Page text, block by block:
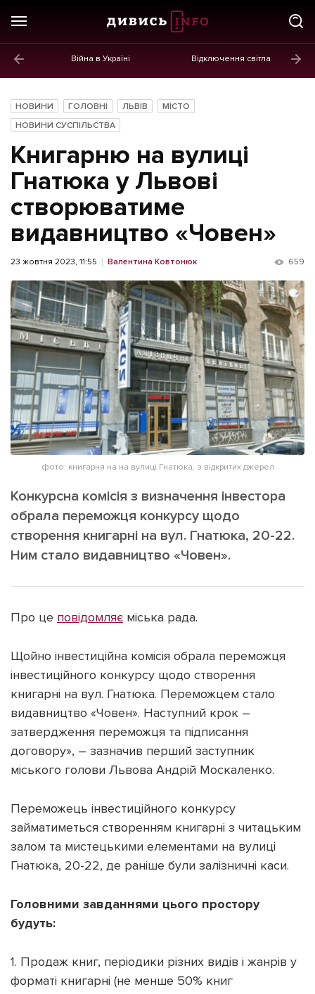
Війна в Україні Відключення світла
Новини
Політика
Економіка
Бізнес
Життя
Культура
Афіша
ІНШЕ
Інтерв'ю
Картки
Репортаж
Розслідування
Погляди
Ініціативи
Прес-релізи
Фото/Відео
Made in Lviv
Зв'язатися з нами
[email protected] Реклама на сайті
Політика конфіденційності
Наші соц мережі
Підтримати dyvys.info
НОВИНИ ГОЛОВНІ ЛЬВІВ
МІСТО
НОВИНИ СУСПІЛЬСТВА
Книгарню на вулиці
Гнатюка у Львові
створюватиме
видавництво «Човен»
23 жовтня 2023, 11:55 Валентина Ковтонюк 659
фото: книгарня на на вулиці Гнатюка, з відкритих джерел
Конкурсна комісія з визначення інвестора
обрала переможця конкурсу щодо
створення книгарні на вул. Гнатюка, 20-22.
Ним стало видавництво «Човен».
Про це повідомляє міська рада.
Щойно інвестиційна комісія обрала переможця
інвестиційного конкурсу щодо створення
книгарні на вул. Гнатюка. Переможцем стало
видавництво «Човен». Наступний крок –
затвердження переможця та підписання
договору», – зазначив перший заступник
міського голови Львова Андрій Москаленко.
Переможець інвестиційного конкурсу
займатиметься створенням книгарні з читацьким
залом та мистецькими елементами на вулиці
Гнатюка, 20-22, де раніше були залізничні каси.
Головними завданнями цього простору
будуть:
1. Продаж книг, періодики різних видів і жанрів у
форматі книгарні (не менше 50% книг